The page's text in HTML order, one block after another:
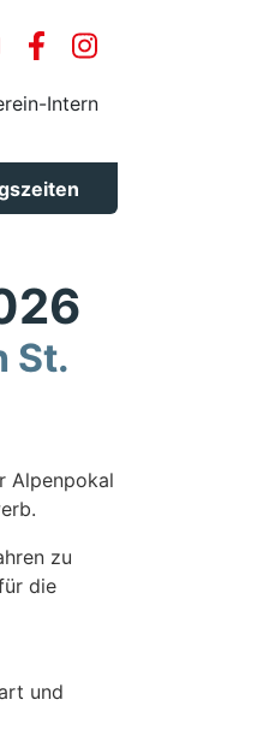
Intern
St.
Alpenpokal
zu
die
und